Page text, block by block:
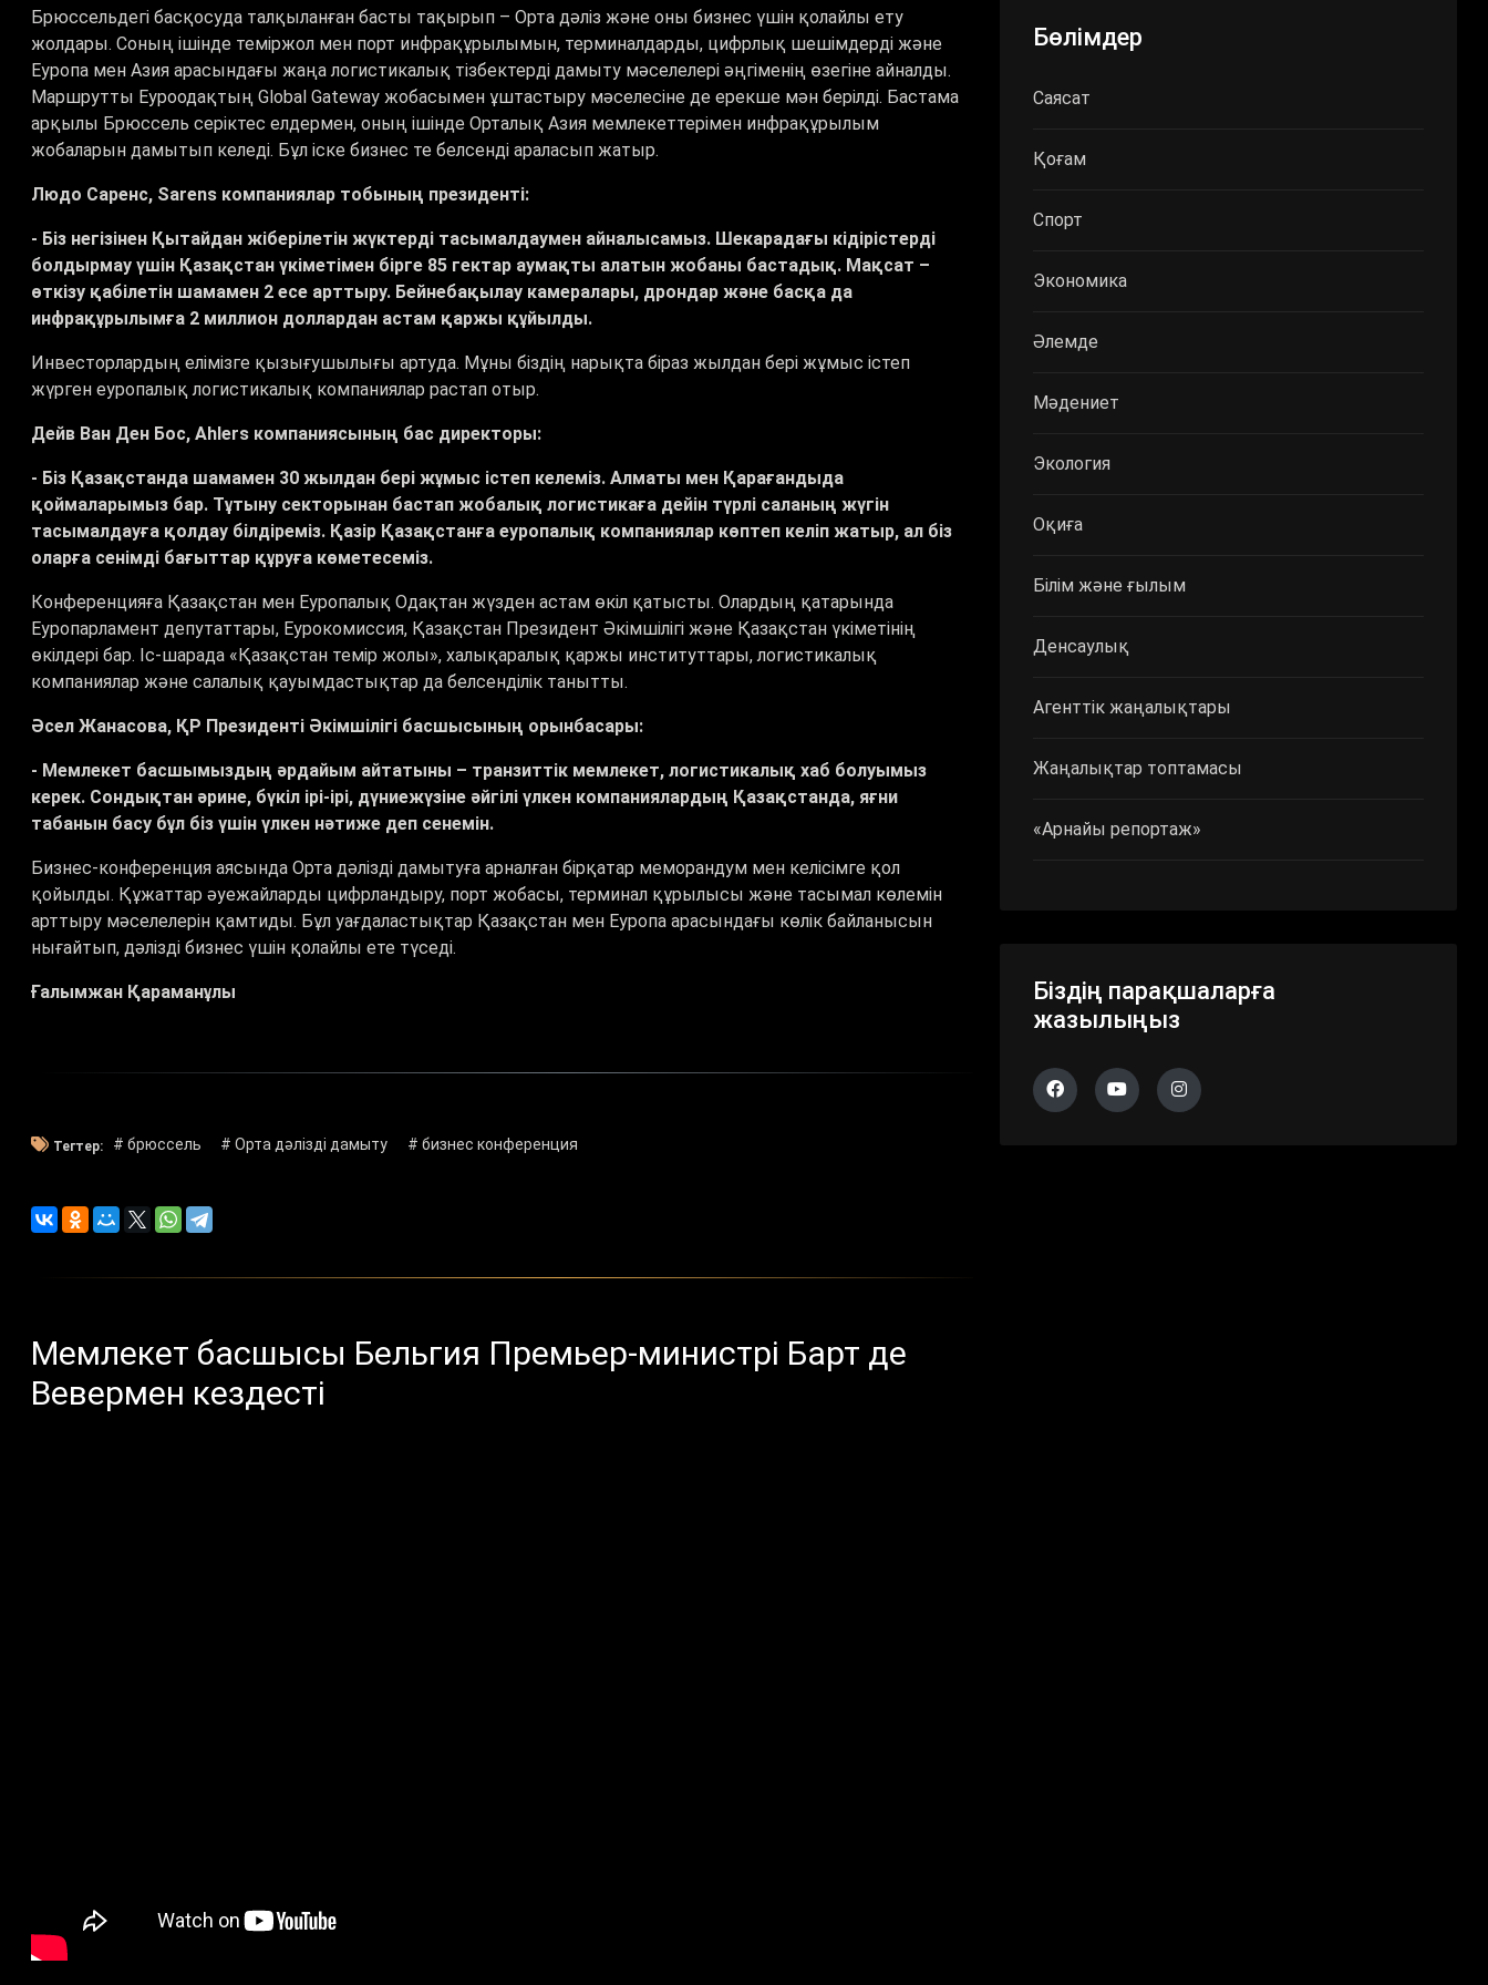
Брюссельдегі басқосуда талқыланған басты тақырып – Орта дәліз және оны бизнес үшін қолайлы ету
жолдары. Соның ішінде теміржол мен порт инфрақұрылымын, терминалдарды, цифрлық шешімдерді және
Еуропа мен Азия арасындағы жаңа логистикалық тізбектерді дамыту мәселелері әңгіменің өзегіне айналды.
Маршрутты Еуроодақтың Global Gateway жобасымен ұштастыру мәселесіне де ерекше мән берілді. Бастама
арқылы Брюссель серіктес елдермен, оның ішінде Орталық Азия мемлекеттерімен инфрақұрылым
жобаларын дамытып келеді. Бұл іске бизнес те белсенді араласып жатыр.
Людо Саренс, Sarens компаниялар тобының президенті:
- Біз негізінен Қытайдан жіберілетін жүктерді тасымалдаумен айналысамыз. Шекарадағы кідірістерді
болдырмау үшін Қазақстан үкіметімен бірге 85 гектар аумақты алатын жобаны бастадық. Мақсат –
өткізу қабілетін шамамен 2 есе арттыру. Бейнебақылау камералары, дрондар және басқа да
инфрақұрылымға 2 миллион доллардан астам қаржы құйылды.
Инвесторлардың елімізге қызығушылығы артуда. Мұны біздің нарықта біраз жылдан бері жұмыс істеп
жүрген еуропалық логистикалық компаниялар растап отыр.
Дейв Ван Ден Бос, Ahlers компаниясының бас директоры:
- Біз Қазақстанда шамамен 30 жылдан бері жұмыс істеп келеміз. Алматы мен Қарағандыда
қоймаларымыз бар. Тұтыну секторынан бастап жобалық логистикаға дейін түрлі саланың жүгін
тасымалдауға қолдау білдіреміз. Қазір Қазақстанға еуропалық компаниялар көптеп келіп жатыр, ал біз
оларға сенімді бағыттар құруға көметесеміз.
Конференцияға Қазақстан мен Еуропалық Одақтан жүзден астам өкіл қатысты. Олардың қатарында
Еуропарламент депутаттары, Еурокомиссия, Қазақстан Президент Әкімшілігі және Қазақстан үкіметінің
өкілдері бар. Іс-шарада «Қазақстан темір жолы», халықаралық қаржы институттары, логистикалық
компаниялар және салалық қауымдастықтар да белсенділік танытты.
Әсел Жанасова, ҚР Президенті Әкімшілігі басшысының орынбасары:
- Мемлекет басшымыздың әрдайым айтатыны – транзиттік мемлекет, логистикалық хаб болуымыз
керек. Сондықтан әрине, бүкіл ірі-ірі, дүниежүзіне әйгілі үлкен компаниялардың Қазақстанда, яғни
табанын басу бұл біз үшін үлкен нәтиже деп сенемін.
Бизнес-конференция аясында Орта дәлізді дамытуға арналған бірқатар меморандум мен келісімге қол
қойылды. Құжаттар әуежайларды цифрландыру, порт жобасы, терминал құрылысы және тасымал көлемін
арттыру мәселелерін қамтиды. Бұл уағдаластықтар Қазақстан мен Еуропа арасындағы көлік байланысын
нығайтып, дәлізді бизнес үшін қолайлы ете түседі.
Ғалымжан Қараманұлы
Тегтер: # брюссель # Орта дәлізді дамыту # бизнес конференция
Мемлекет басшысы Бельгия Премьер-министрі Барт де
Вевермен кездесті
Бөлімдер
Саясат
Қоғам
Спорт
Экономика
Әлемде
Мәдениет
Экология
Оқиға
Білім және ғылым
Денсаулық
Агенттік жаңалықтары
Жаңалықтар топтамасы
«Арнайы репортаж»
Біздің парақшаларға
жазылыңыз